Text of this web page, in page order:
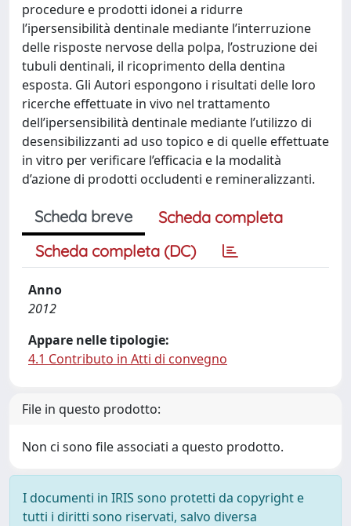
procedure e prodotti idonei a ridurre
l’ipersensibilità dentinale mediante l’interruzione
delle risposte nervose della polpa, l’ostruzione dei
tubuli dentinali, il ricoprimento della dentina
esposta. Gli Autori espongono i risultati delle loro
ricerche effettuate in vivo nel trattamento
dell’ipersensibilità dentinale mediante l’utilizzo di
desensibilizzanti ad uso topico e di quelle effettuate
in vitro per verificare l’efficacia e la modalità
d’azione di prodotti occludenti e remineralizzanti.
Scheda breve
Scheda completa
Scheda completa (DC)
Anno
2012
Appare nelle tipologie:
4.1 Contributo in Atti di convegno
File in questo prodotto:
Non ci sono file associati a questo prodotto.
I documenti in IRIS sono protetti da copyright e
tutti i diritti sono riservati, salvo diversa